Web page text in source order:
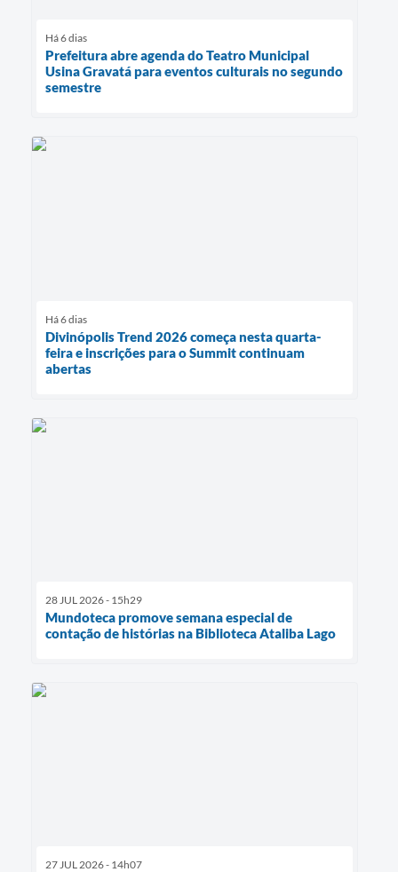
Há 6 dias
Prefeitura abre agenda do Teatro Municipal
Usina Gravatá para eventos culturais no segundo
semestre
Há 6 dias
Divinópolis Trend 2026 começa nesta quarta-
feira e inscrições para o Summit continuam
abertas
28 JUL 2026 - 15h29
Mundoteca promove semana especial de
contação de histórias na Biblioteca Ataliba Lago
27 JUL 2026 - 14h07